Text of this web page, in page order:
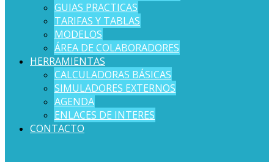
GUIAS PRACTICAS
TARIFAS Y TABLAS
MODELOS
ÁREA DE COLABORADORES
HERRAMIENTAS
CALCULADORAS BÁSICAS
SIMULADORES EXTERNOS
AGENDA
ENLACES DE INTERES
CONTACTO